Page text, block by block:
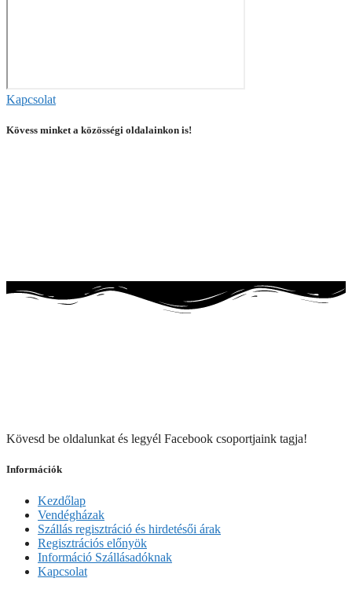
Kapcsolat
Kövess minket a közösségi oldalainkon is!
Kövesd be oldalunkat és legyél Facebook csoportjaink tagja!
Információk
Kezdőlap
Vendégházak
Szállás regisztráció és hirdetésői árak
Regisztrációs előnyök
Információ Szállásadóknak
Kapcsolat